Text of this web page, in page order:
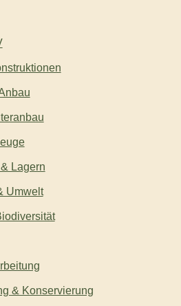
Lagern
Umwelt
& Konservierung